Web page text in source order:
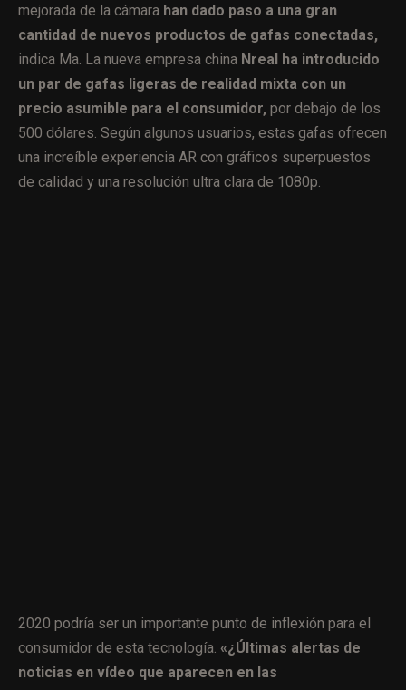
mejorada de la cámara han dado paso a una gran
cantidad de nuevos productos de gafas conectadas,
indica Ma. La nueva empresa china Nreal ha introducido
un par de gafas ligeras de realidad mixta con un
precio asumible para el consumidor, por debajo de los
500 dólares. Según algunos usuarios, estas gafas ofrecen
una increíble experiencia AR con gráficos superpuestos
de calidad y una resolución ultra clara de 1080p.
2020 podría ser un importante punto de inflexión para el
consumidor de esta tecnología. «¿Últimas alertas de
noticias en vídeo que aparecen en las